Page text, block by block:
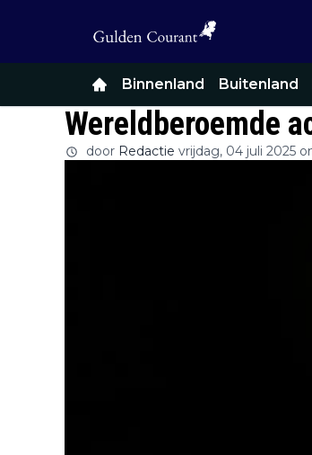
Binnenland Buitenland
Wereldberoemde
door Redactie vrijdag, 04 juli 2025